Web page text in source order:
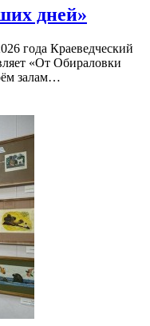
дней»
года Краеведческий
«От Обираловки
залам…